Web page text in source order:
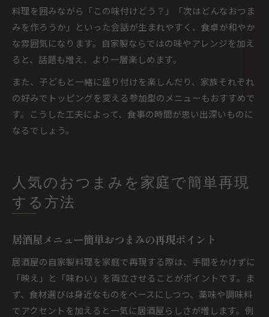
料理を囲みながら「この味付けどう？」「次はどんなおつま
みを作ろうか」といった会話が生まれやすく、食卓が和やか
な雰囲気になります。自家製ならではの味やアレンジを加え
ると、話題も増え、より一層楽しめます。
また、子どもと一緒に盛り付けを楽しんだり、家族それぞれ
の好みでトッピングを変える参加型のメニューもおすすめで
す。こうした工夫によって、食事の時間が思い出深いものに
なるでしょう。
人気のおつまみを家庭で簡単再現
する方法
居酒屋メニュー簡単おつまみの再現ポイント
居酒屋の自家製料理を家庭で再現する際は、手間をかけずに
「映え」と「味わい」を両立させることがポイントです。ま
ず、食材選びは身近なものをベースにしつつ、薬味や調味料
でアクセントを加えると一気に居酒屋らしさが増します。例